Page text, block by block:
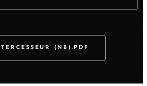
(NB).PDF